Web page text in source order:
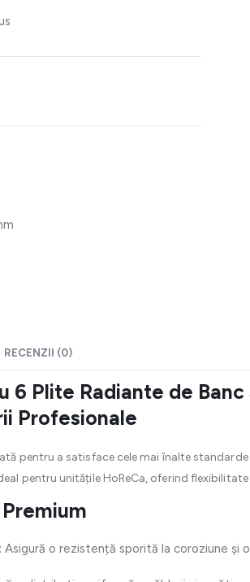
RECENZII (0)
6 Plite Radiante de
Profesionale
pentru a satisface cele mai înalte
pentru unitățile HoReCa, oferind
Asigură o rezistență sporită la coroziune